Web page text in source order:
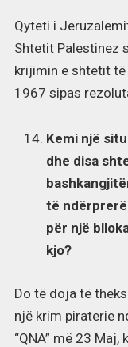
Qyteti i
Shtetit Palestinez
krijimin e shtetit
1967 sipas
Kemi një
dhe disa
të
për një
kjo?
Do të doja të
një krim piraterie
“QNA” më 23